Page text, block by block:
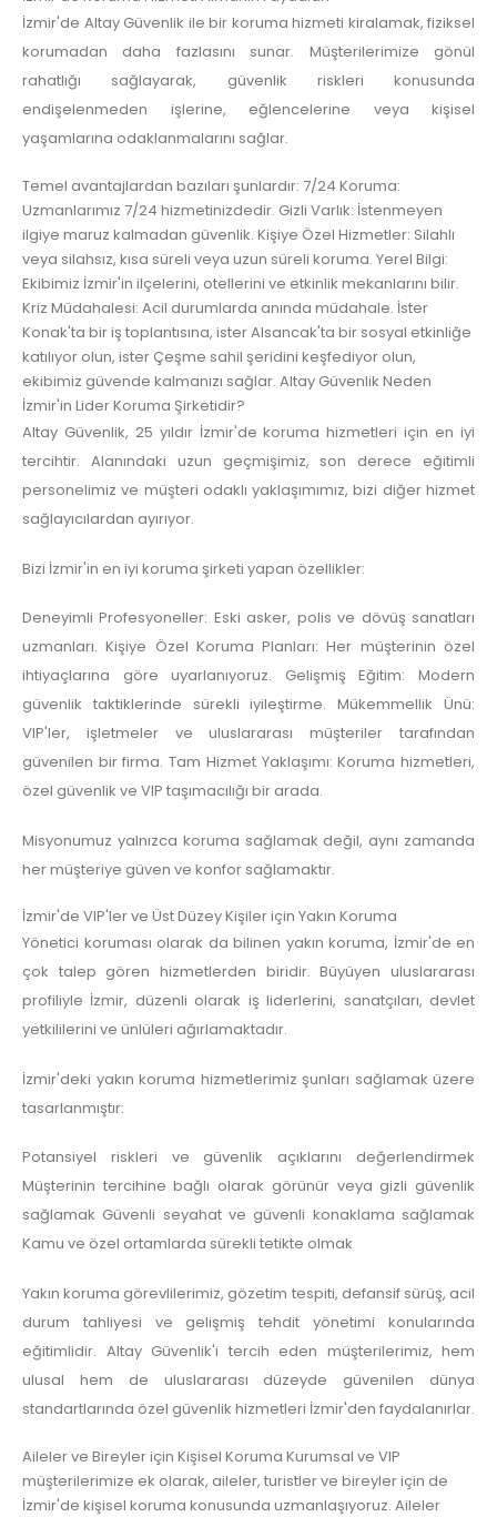
İzmir'de Altay Güvenlik ile bir koruma hizmeti kiralamak, fiziksel
korumadan daha fazlasını sunar. Müşterilerimize gönül
rahatlığı sağlayarak, güvenlik riskleri konusunda
endişelenmeden işlerine, eğlencelerine veya kişisel
yaşamlarına odaklanmalarını sağlar.
Temel avantajlardan bazıları şunlardır: 7/24 Koruma:
Uzmanlarımız 7/24 hizmetinizdedir. Gizli Varlık: İstenmeyen
ilgiye maruz kalmadan güvenlik. Kişiye Özel Hizmetler: Silahlı
veya silahsız, kısa süreli veya uzun süreli koruma. Yerel Bilgi:
Ekibimiz İzmir'in ilçelerini, otellerini ve etkinlik mekanlarını bilir.
Kriz Müdahalesi: Acil durumlarda anında müdahale. İster
Konak'ta bir iş toplantısına, ister Alsancak'ta bir sosyal etkinliğe
katılıyor olun, ister Çeşme sahil şeridini keşfediyor olun,
ekibimiz güvende kalmanızı sağlar. Altay Güvenlik Neden
İzmir'in Lider Koruma Şirketidir?
Altay Güvenlik, 25 yıldır İzmir'de koruma hizmetleri için en iyi
tercihtir. Alanındaki uzun geçmişimiz, son derece eğitimli
personelimiz ve müşteri odaklı yaklaşımımız, bizi diğer hizmet
sağlayıcılardan ayırıyor.
Bizi İzmir'in en iyi koruma şirketi yapan özellikler:
Deneyimli Profesyoneller: Eski asker, polis ve dövüş sanatları
uzmanları. Kişiye Özel Koruma Planları: Her müşterinin özel
ihtiyaçlarına göre uyarlanıyoruz. Gelişmiş Eğitim: Modern
güvenlik taktiklerinde sürekli iyileştirme. Mükemmellik Ünü:
VIP'ler, işletmeler ve uluslararası müşteriler tarafından
güvenilen bir firma. Tam Hizmet Yaklaşımı: Koruma hizmetleri,
özel güvenlik ve VIP taşımacılığı bir arada.
Misyonumuz yalnızca koruma sağlamak değil, aynı zamanda
her müşteriye güven ve konfor sağlamaktır.
İzmir'de VIP'ler ve Üst Düzey Kişiler için Yakın Koruma
Yönetici koruması olarak da bilinen yakın koruma, İzmir'de en
çok talep gören hizmetlerden biridir. Büyüyen uluslararası
profiliyle İzmir, düzenli olarak iş liderlerini, sanatçıları, devlet
yetkililerini ve ünlüleri ağırlamaktadır.
İzmir'deki yakın koruma hizmetlerimiz şunları sağlamak üzere
tasarlanmıştır:
Potansiyel riskleri ve güvenlik açıklarını değerlendirmek
Müşterinin tercihine bağlı olarak görünür veya gizli güvenlik
sağlamak Güvenli seyahat ve güvenli konaklama sağlamak
Kamu ve özel ortamlarda sürekli tetikte olmak
Yakın koruma görevlilerimiz, gözetim tespiti, defansif sürüş, acil
durum tahliyesi ve gelişmiş tehdit yönetimi konularında
eğitimlidir. Altay Güvenlik'i tercih eden müşterilerimiz, hem
ulusal hem de uluslararası düzeyde güvenilen dünya
standartlarında özel güvenlik hizmetleri İzmir'den faydalanırlar.
Aileler ve Bireyler için Kişisel Koruma Kurumsal ve VIP
müşterilerimize ek olarak, aileler, turistler ve bireyler için de
İzmir'de kişisel koruma konusunda uzmanlaşıyoruz. Aileler